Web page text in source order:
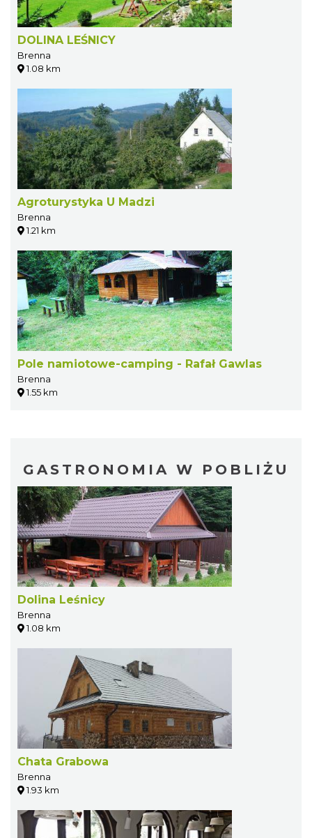
DOLINA LEŚNICY
Brenna
1.08 km
Agroturystyka U Madzi
Brenna
1.21 km
Pole namiotowe-camping - Rafał Gawlas
Brenna
1.55 km
GASTRONOMIA W POBLIŻU
Dolina Leśnicy
Brenna
1.08 km
Chata Grabowa
Brenna
1.93 km